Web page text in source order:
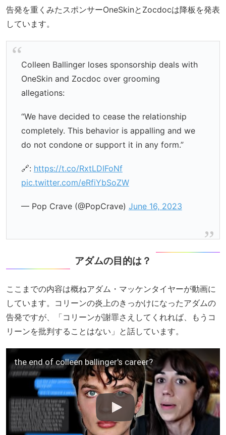
告発を重くみたスポンサーOneSkinとZocdocは降板を発表
しています。
Colleen Ballinger loses sponsorship deals with
OneSkin and Zocdoc over grooming
allegations:
“We have decided to cease the relationship
completely. This behavior is appalling and we
do not condone or support it in any form.”
🔗: https://t.co/RxtLDIFoNf
pic.twitter.com/eRfiYbSoZW
— Pop Crave (@PopCrave) June 16, 2023
アダムの目的は？
ここまでの内容は概ねアダム・マッケンタイヤーが動画に
しています。コリーンの炎上のきっかけになったアダムの
告発ですが、「コリーンが謝罪さえしてくれれば、もうコ
リーンを批判することはない」と話しています。
the end of colleen ballinger's career?